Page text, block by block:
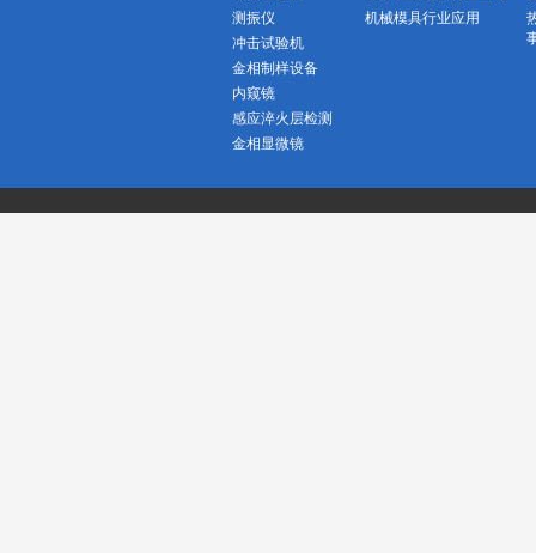
测振仪
冲击试验机
金相制样设备
内窥镜
感应淬火层检测
金相显微镜
机械模具行业应用